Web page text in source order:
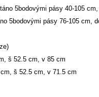
5bodovými pásy 40-105
5bodovými pásy 76-105 cm,
š 52.5 cm, v 85 cm
š 52.5 cm, v 71.5 cm